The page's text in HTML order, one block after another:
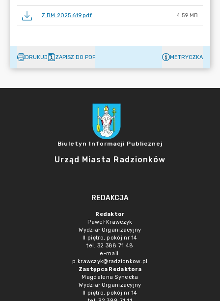
Z.BM.2025.619.pdf 4.59 MB
DRUKUJ ZAPISZ DO PDF METRYCZKA
Biuletyn Informacji Publicznej
Urząd Miasta Radzionków
REDAKCJA
Redaktor
Paweł Krawczyk
Wydział Organizacyjny
II piętro, pokój nr 14
tel. 32 388 71 48
e-mail:
p.krawczyk@radzionkow.pl
Zastępca Redaktora
Magdalena Synecka
Wydział Organizacyjny
II piętro, pokój nr 14